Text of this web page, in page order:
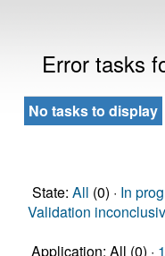
Error tasks
No tasks to display
State: All (0) · In
Validation
Application: All (0) ·